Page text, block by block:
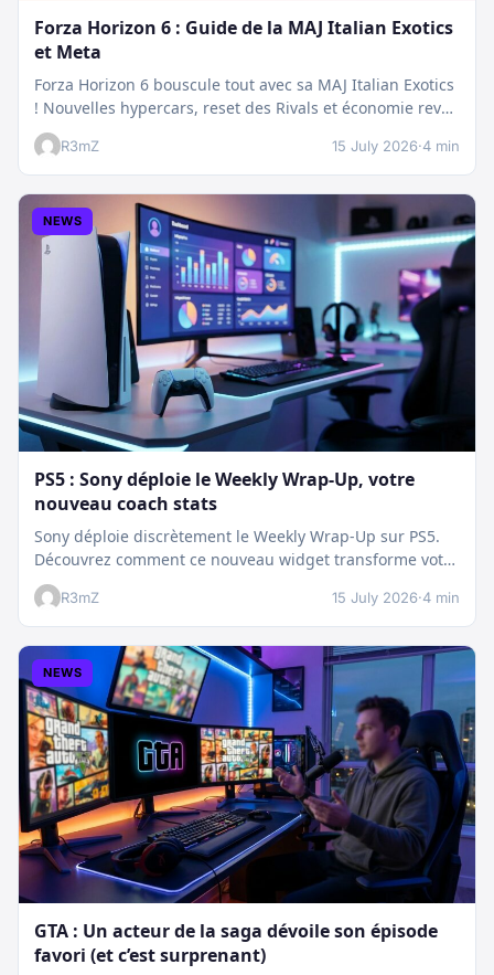
Forza Horizon 6 : Guide de la MAJ Italian Exotics
et Meta
Forza Horizon 6 bouscule tout avec sa MAJ Italian Exotics
! Nouvelles hypercars, reset des Rivals et économie revue
:…
R3mZ 15 July 2026·4 min
NEWS
PS5 : Sony déploie le Weekly Wrap-Up, votre
nouveau coach stats
Sony déploie discrètement le Weekly Wrap-Up sur PS5.
Découvrez comment ce nouveau widget transforme votre
dashboard et booste votre suivi…
R3mZ 15 July 2026·4 min
NEWS
GTA : Un acteur de la saga dévoile son épisode
favori (et c’est surprenant)